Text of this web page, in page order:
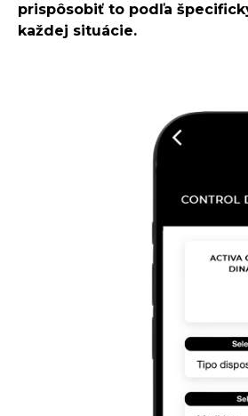
prispôsobiť to podľa
každej situácie.